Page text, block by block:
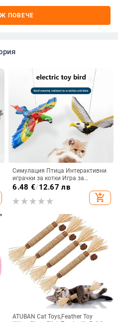
ПОВЕЧЕ
Симулация Птица Интерактивни
играчки за котки Игра за
дразнене на котки Електрически
висящ орел Летяща птица Котка
Пръчка Въже за надраскване
6.48 €/12.67 лв
add_shopping_cart
ATUBAN Cat Toys,Feather Toy